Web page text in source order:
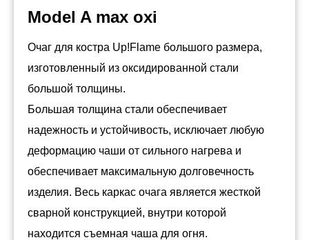
Model A max oxi
Очаг для костра Up!Flame большого размера,
изготовленный из оксидированной стали
большой толщины.
Большая толщина стали обеспечивает
надежность и устойчивость, исключает любую
деформацию чаши от сильного нагрева и
обеспечивает максимальную долговечность
изделия. Весь каркас очага является жесткой
сварной конструкцией, внутри которой
находится съемная чаша для огня.